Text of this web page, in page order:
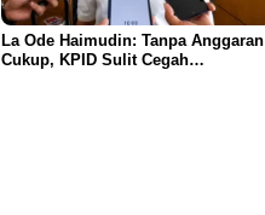
La Ode Haimudin: Tanpa Anggaran
Cukup, KPID Sulit Cegah